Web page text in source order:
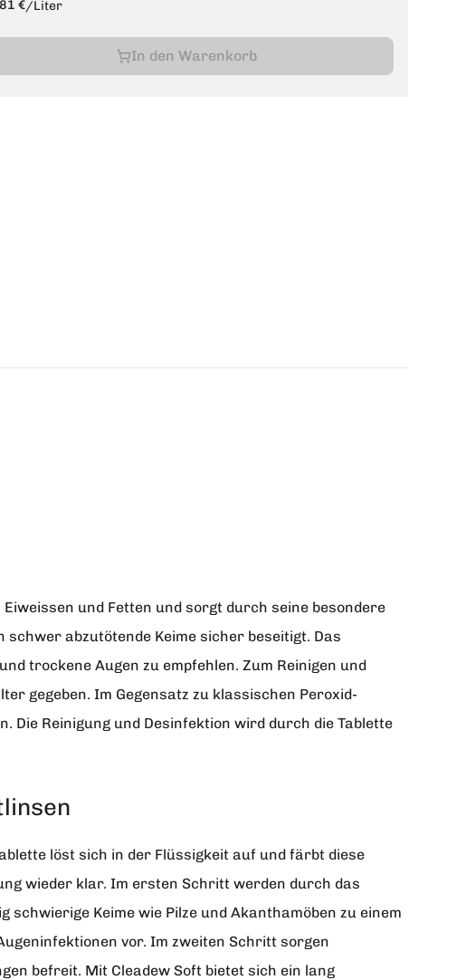
€/Liter
In den Warenkorb
und Fetten und sorgt durch seine besondere
abzutötende Keime sicher beseitigt. Das
trockene Augen zu empfehlen. Zum Reinigen und
gegeben. Im Gegensatz zu klassischen Peroxid-
Die Reinigung und Desinfektion wird durch die Tablette
löst sich in der Flüssigkeit auf und färbt diese
wieder klar. Im ersten Schritt werden durch das
Keime wie Pilze und Akanthamöben zu einem
vor. Im zweiten Schritt sorgen
befreit. Mit Cleadew Soft bietet sich ein lang